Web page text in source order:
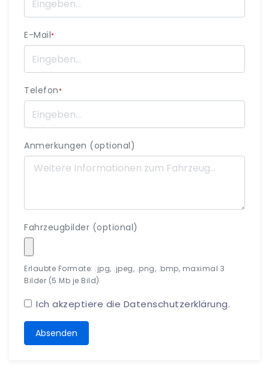
E-Mail*
Telefon*
Anmerkungen (optional)
Fahrzeugbilder (optional)
Erlaubte Formate: .jpg, .jpeg, .png, .bmp, maximal 3
Bilder (5 Mb je Bild)
Ich akzeptiere die Datenschutzerklärung.
Absenden